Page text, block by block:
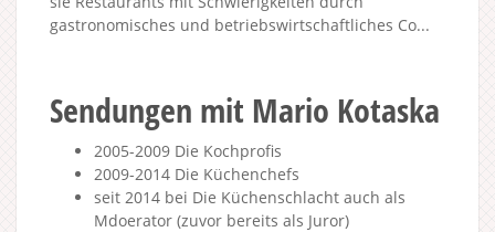
gastronomisches und betriebswirtschaftliches Co...
Sendungen mit Mario Kotaska
2005-2009 Die Kochprofis
2009-2014 Die Küchenchefs
seit 2014 bei Die Küchenschlacht auch als
Mdoerator (zuvor bereits als Juror)